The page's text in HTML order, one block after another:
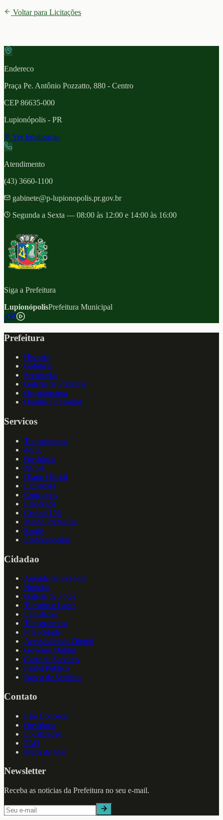
Voltar para Licitações
Endereco
Praça Pe. Antônio Pozzatto, 880 - Centro
CEP86635-000
Lupionópolis - PR
Ver localizacao
Atendimento
(43) 3660-1100
gabinete@p-lupionopolis.pr.gov.br
Segunda a Sexta — 08:00 às 12:00 e 14:00 às 16:00
Siga a Prefeitura
LupionópolisPrefeitura Municipal
f
Prefeitura
Historia
Gabinete
Secretarias
Galeria de Prefeitos
Organograma
Quadro Funcional
Servicos
Transparencia
e-SIC
Ouvidoria
NFS-e
Diario Oficial
Licitacoes
Concursos
Empregos
Central 156
Minha Prefeitura
Saude
Empreendedor
Cidadao
Agenda de Eventos
Noticias
Galeria de Fotos
Turismo e Lazer
Legislacao
Transparencia
Privacidade
Acessibilidade Digital
Governo Digital
Carta de Servicos
Painel Publico
Busca de Servicos
Contato
Fale Conosco
Ouvidoria
Localizacao
FAQ
Mapa do Site
Newsletter
Receba as noticias da Prefeitura no seu e-mail.